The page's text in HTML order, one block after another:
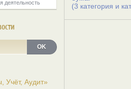
деятельность
OK
Учёт, Аудит»
(3 категория и